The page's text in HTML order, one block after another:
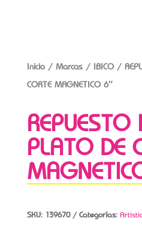
Inicio/ Marcas/ IBICO/
CORTE MAGNETICO 6″
REPUESTO
PLATO DE
SKU: 139670 Categorías: